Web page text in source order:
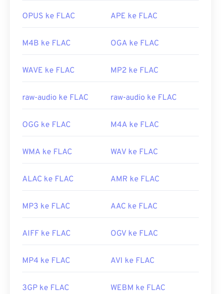
Dikembangkan oleh:
Apple Inc.
https://en.wikipedia.org/wiki/QuickTime_File_Format
CH203-BBCGDDDF
"gratis" pada namanya,
FLACadalah perangkat
Dikembangkan oleh:
Yayasan Xiph.Org
Tautan yang berguna:
https://en.wikipedia.org/wiki/FLAC
OPUS ke FLAC APE ke FLAC
M4B ke FLAC OGA ke FLAC
WAVE ke FLAC MP2 ke FLAC
raw-audio ke FLAC raw-audio ke FLAC
OGG ke FLAC M4A ke FLAC
WMA ke FLAC WAV ke FLAC
ALAC ke FLAC AMR ke FLAC
MP3 ke FLAC AAC ke FLAC
AIFF ke FLAC OGV ke FLAC
MP4 ke FLAC AVI ke FLAC
3GP ke FLAC WEBM ke FLAC